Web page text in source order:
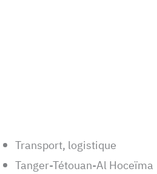
Transport, logistique
Tanger-Tétouan-Al Hoceïma